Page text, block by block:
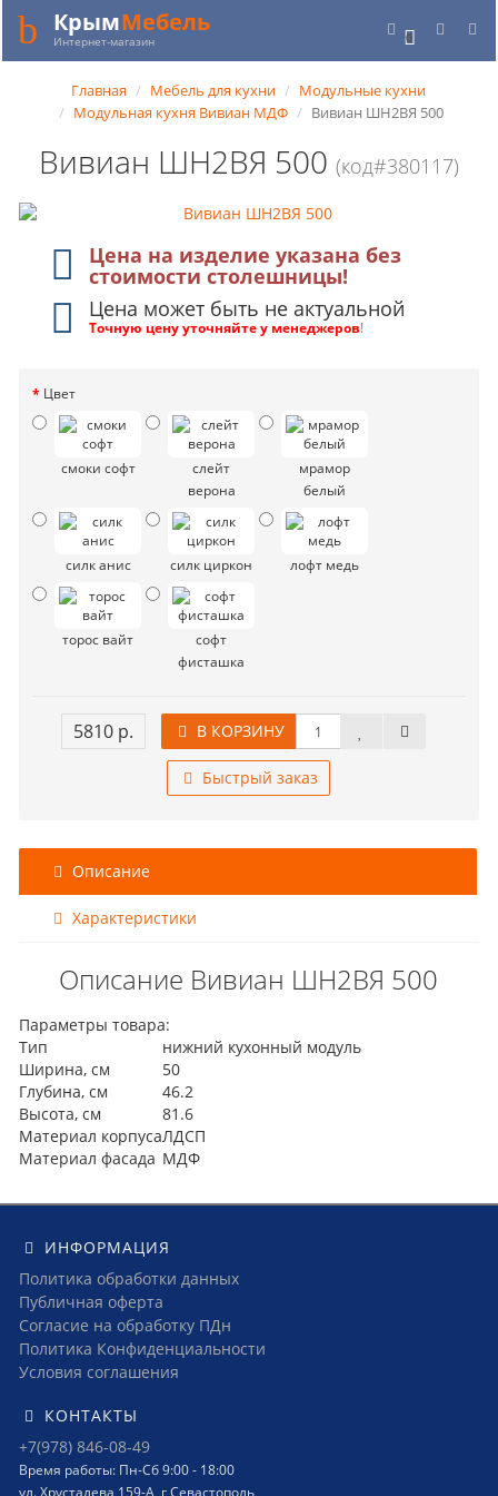
0
КрымМебель
Интернет-магазин
Главная Мебель для кухни
Модульные кухни
Модульная кухня Вивиан МДФ
Вивиан ШН2ВЯ 500
Вивиан ШН2ВЯ 500 (код#380117)
Цена на изделие указана без
стоимости столешницы!
Цена может быть не актуальной
Точную цену уточняйте у менеджеров!
Цвет
смоки софт
слейт
верона
мрамор
белый
силк анис силк циркон лофт медь
торос вайт
софт
фисташка
5810 р. В КОРЗИНУ
Быстрый заказ
Описание
Характеристики
Описание Вивиан ШН2ВЯ 500
Параметры товара:
Тип
нижний кухонный модуль
Ширина, см
50
Глубина, см
46.2
Высота, см
81.6
Материал корпусаЛДСП
Материал фасада МДФ
ИНФОРМАЦИЯ
Политика обработки данных
Публичная оферта
Согласие на обработку ПДн
Политика Конфиденциальности
Условия соглашения
КОНТАКТЫ
+7(978) 846-08-49
Время работы: Пн-Сб 9:00 - 18:00
ул. Хрусталева 159-А, г Севастополь